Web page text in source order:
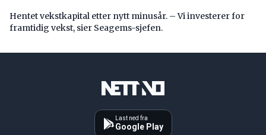
Hentet vekstkapital etter nytt minusår. – Vi investerer for
framtidig vekst, sier Seagems-sjefen.
Last ned fra
Google Play